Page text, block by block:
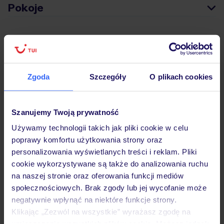
Zgoda Szczegóły O plikach cookies
Szanujemy Twoją prywatność
Używamy technologii takich jak pliki cookie w celu
poprawy komfortu użytkowania strony oraz
personalizowania wyświetlanych treści i reklam. Pliki
cookie wykorzystywane są także do analizowania ruchu
na naszej stronie oraz oferowania funkcji mediów
społecznościowych. Brak zgody lub jej wycofanie może
negatywnie wpłynąć na niektóre funkcje strony.
Klikając „Zezwól na wszystkie” wyrażasz zgodę na
Pokoje
Wyżywienie
Atrakcje
Ważne informacje
Często zadawane pytania
Jak zmienić uczestników/osobę zgłaszającą?
Czy w Hotelu będzie przedstawiciel TUI?
Na jakiej podstawie i gdzie otrzymam karty
pokładowe/bilety lotnicze?